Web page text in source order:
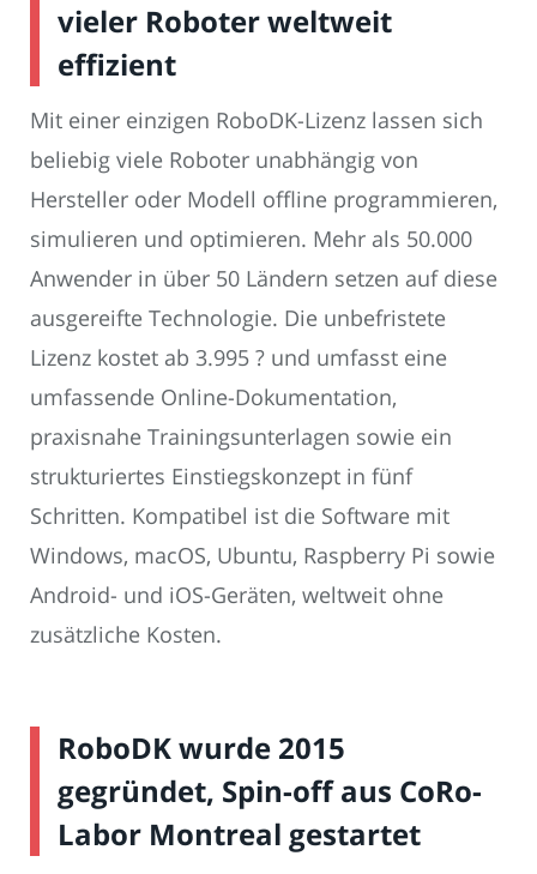
vieler Roboter weltweit
effizient
Mit einer einzigen RoboDK-Lizenz lassen sich
beliebig viele Roboter unabhängig von
Hersteller oder Modell offline programmieren,
simulieren und optimieren. Mehr als 50.000
Anwender in über 50 Ländern setzen auf diese
ausgereifte Technologie. Die unbefristete
Lizenz kostet ab 3.995 ? und umfasst eine
umfassende Online-Dokumentation,
praxisnahe Trainingsunterlagen sowie ein
strukturiertes Einstiegskonzept in fünf
Schritten. Kompatibel ist die Software mit
Windows, macOS, Ubuntu, Raspberry Pi sowie
Android- und iOS-Geräten, weltweit ohne
zusätzliche Kosten.
RoboDK wurde 2015
gegründet, Spin-off aus CoRo-
Labor Montreal gestartet